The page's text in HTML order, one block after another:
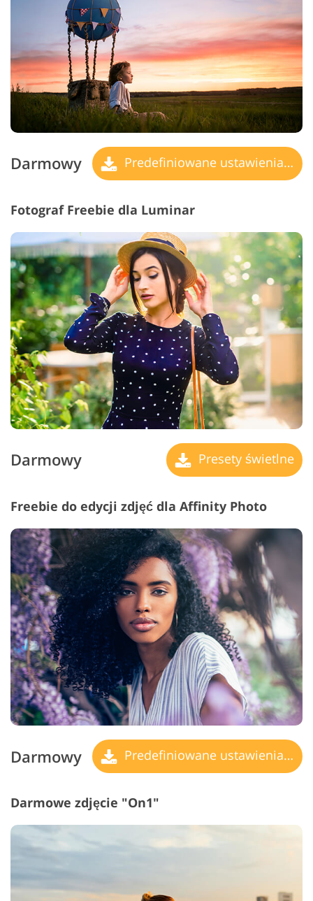
Darmowy Predefiniowane ustawienia Camera Raw
Fotograf Freebie dla Luminar
Darmowy Presety świetlne
Freebie do edycji zdjęć dla Affinity Photo
Darmowy Predefiniowane ustawienia zdjęć powinowactwa
Darmowe zdjęcie "On1"